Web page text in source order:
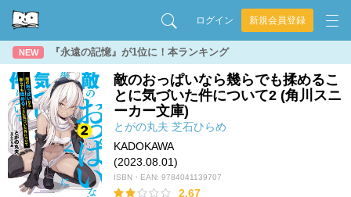
ログイン 新規会員登録
NEW 『永遠の記憶』が1位に！本ランキング
敵のおっぱいなら幾らでも揉めるこ
とに気づいた件について2 (角川スニ
ーカー文庫)
とがの丸夫 芝石ひらめ
KADOKAWA
(2023.08.01)
ISBN・EAN: 9784041139707
2.67